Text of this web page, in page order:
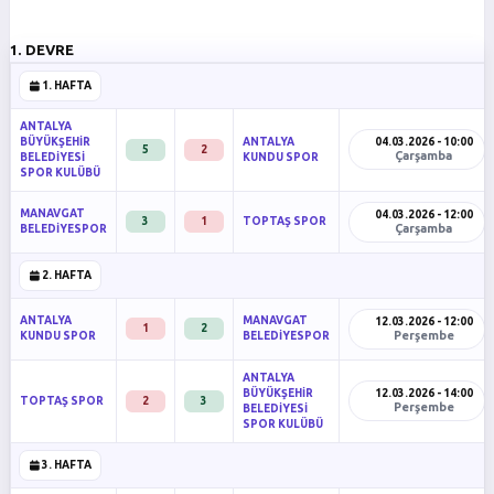
1. DEVRE
1. HAFTA
ANTALYA
BÜYÜKŞEHİR
BELEDİYESİ
SPOR KULÜBÜ
5 2
ANTALYA
KUNDU SPOR
04.03.2026 - 10:00
Çarşamba
MANAVGAT
BELEDİYESPOR
3 1 TOPTAŞ SPOR
04.03.2026 - 12:00
Çarşamba
2. HAFTA
ANTALYA
KUNDU SPOR
1 2
MANAVGAT
BELEDİYESPOR
12.03.2026 - 12:00
Perşembe
TOPTAŞ SPOR 2 3
ANTALYA
BÜYÜKŞEHİR
BELEDİYESİ
SPOR KULÜBÜ
12.03.2026 - 14:00
Perşembe
3. HAFTA